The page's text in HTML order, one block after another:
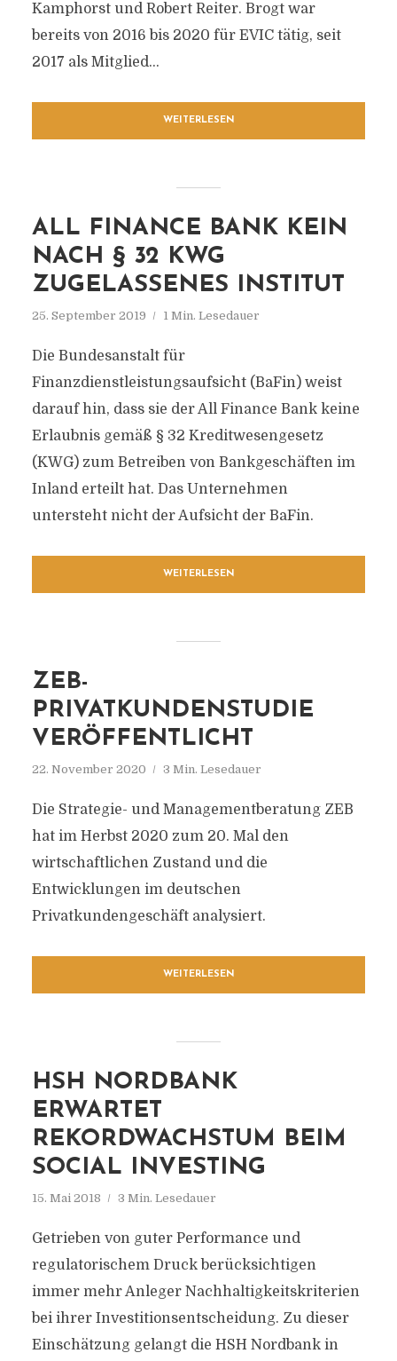
Kamphorst und Robert Reiter. Brogt war
bereits von 2016 bis 2020 für EVIC tätig, seit
2017 als Mitglied...
WEITERLESEN
ALL FINANCE BANK KEIN
NACH § 32 KWG
ZUGELASSENES INSTITUT
25. September 2019 1 Min. Lesedauer
Die Bundesanstalt für
Finanzdienstleistungsaufsicht (BaFin) weist
darauf hin, dass sie der All Finance Bank keine
Erlaubnis gemäß § 32 Kreditwesengesetz
(KWG) zum Betreiben von Bankgeschäften im
Inland erteilt hat. Das Unternehmen
untersteht nicht der Aufsicht der BaFin.
WEITERLESEN
ZEB-
PRIVATKUNDENSTUDIE
VERÖFFENTLICHT
22. November 2020 3 Min. Lesedauer
Die Strategie- und Managementberatung ZEB
hat im Herbst 2020 zum 20. Mal den
wirtschaftlichen Zustand und die
Entwicklungen im deutschen
Privatkundengeschäft analysiert.
WEITERLESEN
HSH NORDBANK
ERWARTET
REKORDWACHSTUM BEIM
SOCIAL INVESTING
15. Mai 2018 3 Min. Lesedauer
Getrieben von guter Performance und
regulatorischem Druck berücksichtigen
immer mehr Anleger Nachhaltigkeitskriterien
bei ihrer Investitionsentscheidung. Zu dieser
Einschätzung gelangt die HSH Nordbank in